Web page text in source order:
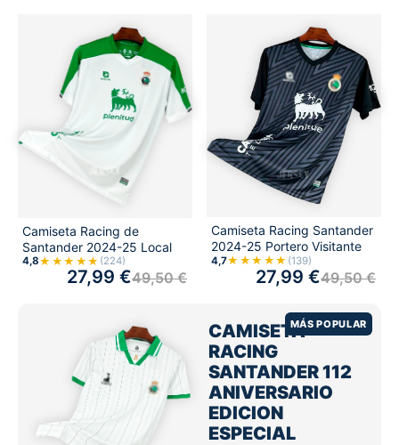
Camiseta Racing de
Santander 2024-25 Local
4,8★★★★★ (224)
49,50€
27,99 €
Camiseta Racing Santander
2024-25 Portero Visitante
4,7★★★★★ (139)
49,50€
27,99 €
MÁS POPULAR
CAMISETA
RACING
SANTANDER 112
ANIVERSARIO
EDICION
ESPECIAL